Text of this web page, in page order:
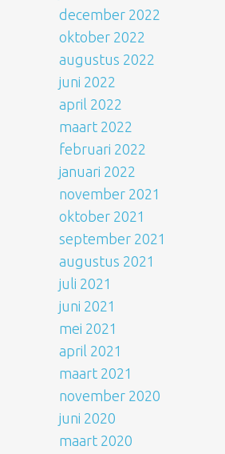
december 2022
oktober 2022
augustus 2022
juni 2022
april 2022
maart 2022
februari 2022
januari 2022
november 2021
oktober 2021
september 2021
augustus 2021
juli 2021
juni 2021
mei 2021
april 2021
maart 2021
november 2020
juni 2020
maart 2020